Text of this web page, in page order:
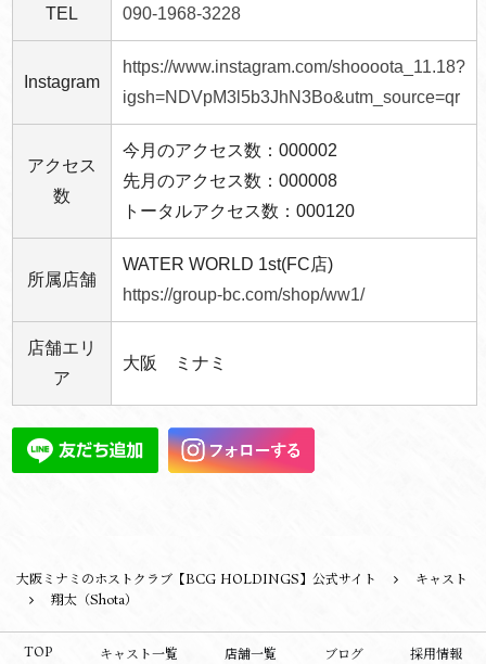
TEL 090-1968-3228
Instagram
https://www.instagram.com/shoooota_11.18?
igsh=NDVpM3l5b3JhN3Bo&utm_source=qr
アクセス
数
今月のアクセス数：000002
先月のアクセス数：000008
トータルアクセス数：000120
所属店舗
WATER WORLD 1st(FC店)
https://group-bc.com/shop/ww1/
店舗エリ
ア
大阪 ミナミ
大阪ミナミのホストクラブ【BCG HOLDINGS】公式サイト
キャスト
翔太（Shota）
TOP キャスト一覧 店舗一覧 ブログ 採用情報